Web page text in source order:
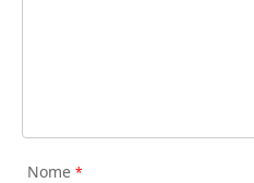
Nome *